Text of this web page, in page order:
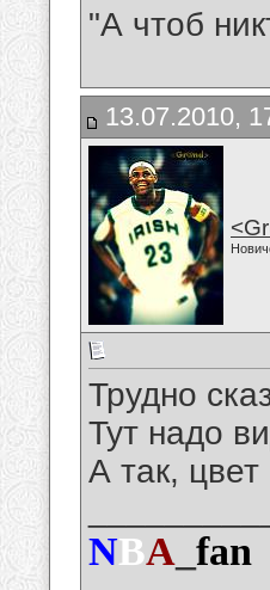
"А чтоб
13.07.2010,
Трудно
Тут надо
А так, цвет
NBA fan